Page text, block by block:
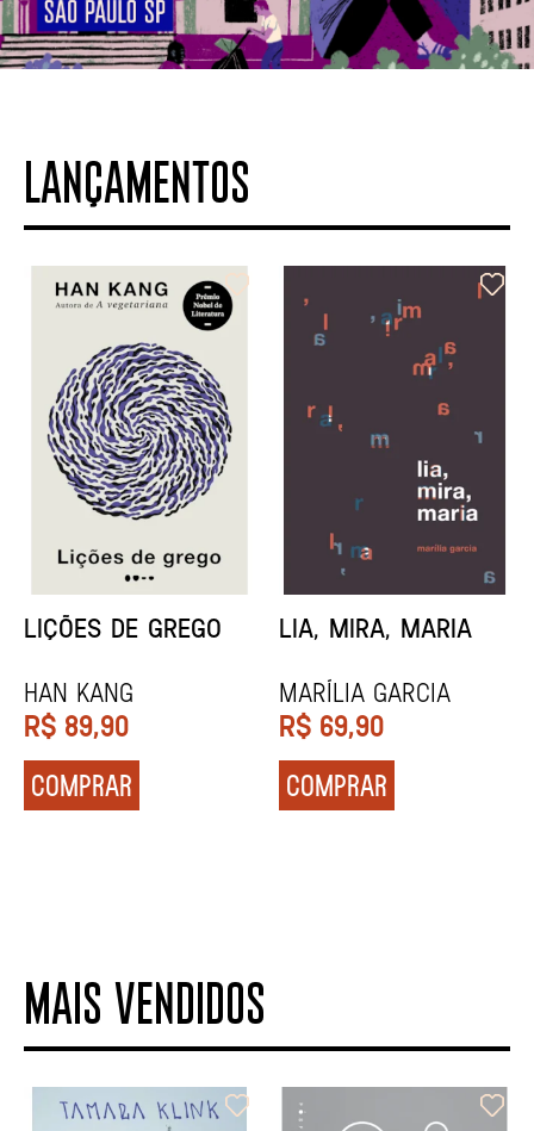
LANÇAMENTOS
MINHA MÃE E A
Marina Tvetáieva
R$ 49,90
COMPRAR
TODA CAIXA-PRETA
Jeovanna Vieira
R$ 89,90
COMPRAR
MAIS VENDIDOS